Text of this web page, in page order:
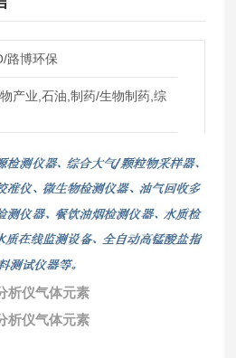
路博环保
产业,石油,制药/生物制药,综
析仪气体元素
析仪气体元素